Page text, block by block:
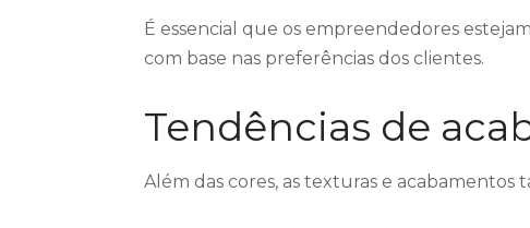
É essencial que os empreendedores
com base nas preferências dos clientes.
Tendências de
Além das cores, as texturas e acabamentos